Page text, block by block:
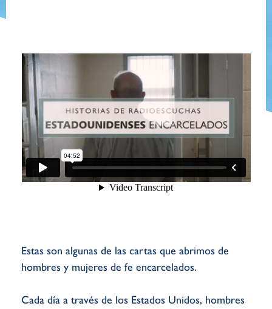
Estas son algunas de las cartas que abrimos de
hombres y mujeres de fe encarcelados.
Cada día a través de los Estados Unidos, hombres